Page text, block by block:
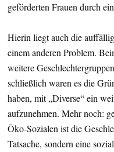
geförderten Frauen durch
Hierin liegt auch die
einem anderen Problem.
weitere
schließlich waren es die
haben, mit „Diverse“ ein
aufzunehmen. Mehr noch:
Öko-Sozialen ist die
Tatsache, sondern eine